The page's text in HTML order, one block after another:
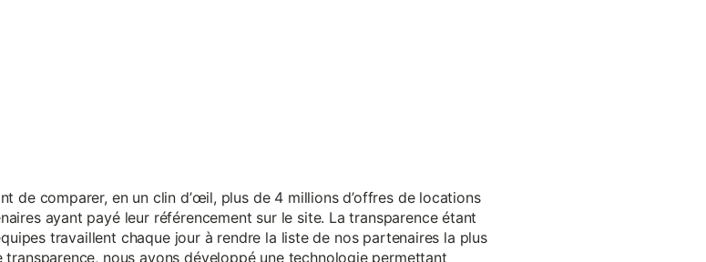
de comparer, en un clin d’œil, plus de 4 millions d’offres de locations
ayant payé leur référencement sur le site. La transparence étant
travaillent chaque jour à rendre la liste de nos partenaires la plus
nous avons développé une technologie permettant